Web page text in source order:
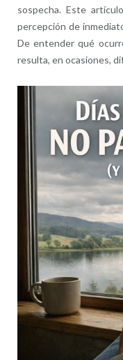
sospecha. Este
percepción de
De entender qué
resulta, en ocasiones,